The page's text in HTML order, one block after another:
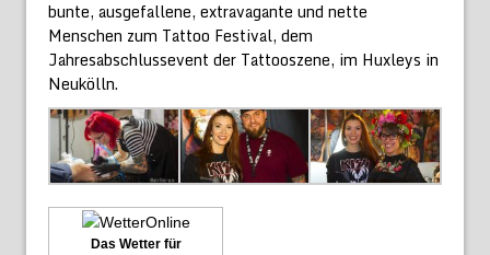
bunte, ausgefallene, extravagante und nette
Menschen zum Tattoo Festival, dem
Jahresabschlussevent der Tattooszene, im Huxleys in
Neukölln.
Das Wetter für